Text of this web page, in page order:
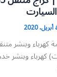
كهرباء وبنشر
كهرباء وبنشر